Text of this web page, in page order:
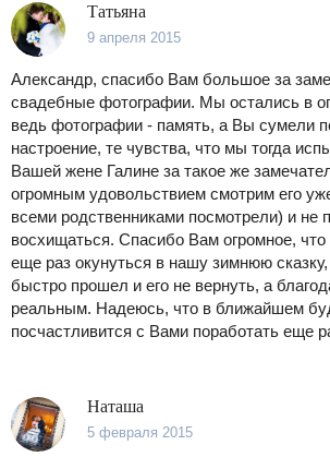
Татьяна
9 апреля 2015
Александр, спасибо Вам большое за
свадебные фотографии. Мы остались в
ведь фотографии - память, а Вы сумели
настроение, те чувства, что мы тогда
Вашей жене Галине за такое же
огромным удовольствием смотрим его
всеми родственниками посмотрели) и не
восхищаться. Спасибо Вам огромное,
еще раз окунуться в нашу зимнюю
быстро прошел и его не вернуть, а
реальным. Надеюсь, что в ближайшем
посчастливится с Вами поработать еще
Наташа
5 февраля 2015